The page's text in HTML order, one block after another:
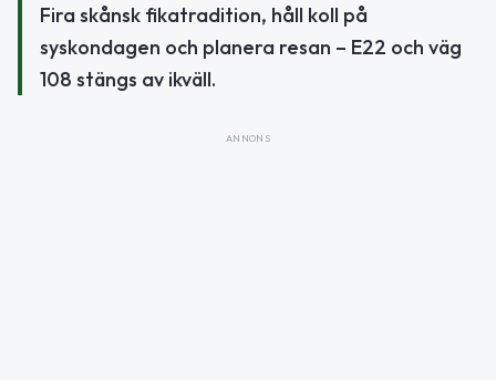
Fira skånsk fikatradition, håll koll på
syskondagen och planera resan – E22 och väg
108 stängs av ikväll.
ANNONS